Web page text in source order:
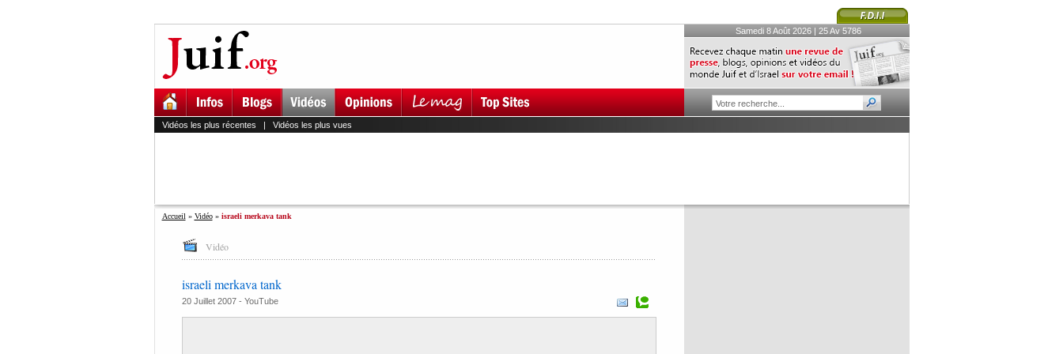
Samedi 8 Août 2026 | 25 Av 5786
Vidéos les plus récentes | Vidéos les plus vues
Accueil » Vidéo» israeli merkava tank
Vidéo
israeli merkava tank
20 Juillet 2007 - YouTube